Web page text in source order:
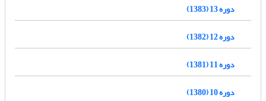
دوره 13 (1383)
دوره 12 (1382)
دوره 11 (1381)
دوره 10 (1380)